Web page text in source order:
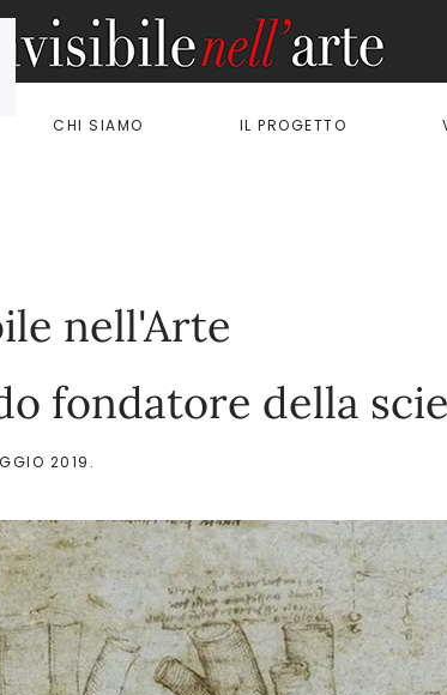
CHI SIAMO IL PROGETTO
nell'Arte
fondatore della
2019 .